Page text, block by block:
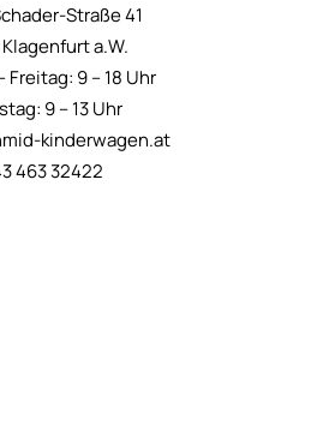
Straße 41
a.W.
Freitag: 9 – 18 Uhr
9 – 13 Uhr
kinderwagen.at
463 32422